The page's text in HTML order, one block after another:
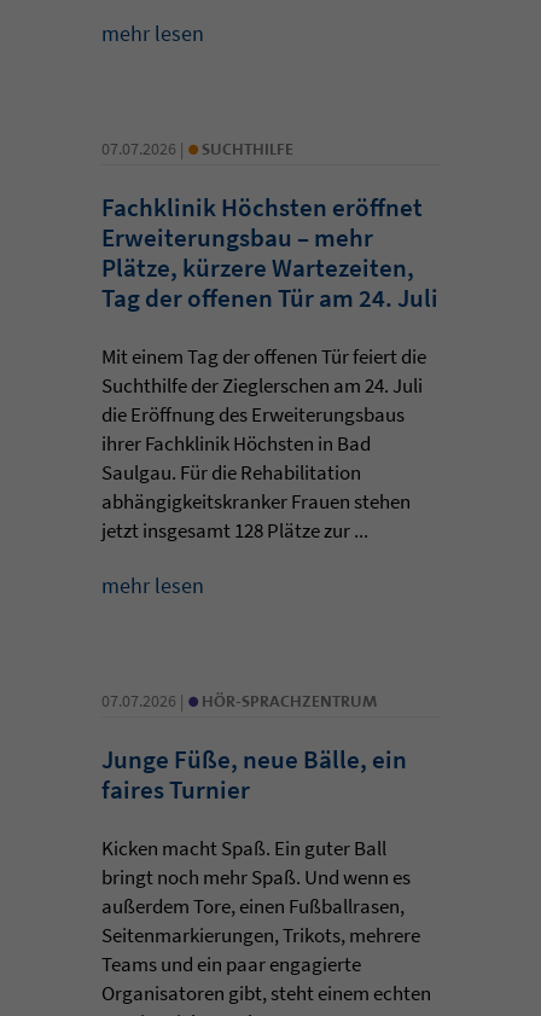
mehr lesen
07.07.2026 | • SUCHTHILFE
Fachklinik Höchsten eröffnet
Erweiterungsbau – mehr
Plätze, kürzere Wartezeiten,
Tag der offenen Tür am 24. Juli
Mit einem Tag der offenen Tür feiert die
Suchthilfe der Zieglerschen am 24. Juli
die Eröffnung des Erweiterungsbaus
ihrer Fachklinik Höchsten in Bad
Saulgau. Für die Rehabilitation
abhängigkeitskranker Frauen stehen
jetzt insgesamt 128 Plätze zur ...
mehr lesen
07.07.2026 | • HÖR-SPRACHZENTRUM
Junge Füße, neue Bälle, ein
faires Turnier
Kicken macht Spaß. Ein guter Ball
bringt noch mehr Spaß. Und wenn es
außerdem Tore, einen Fußballrasen,
Seitenmarkierungen, Trikots, mehrere
Teams und ein paar engagierte
Organisatoren gibt, steht einem echten